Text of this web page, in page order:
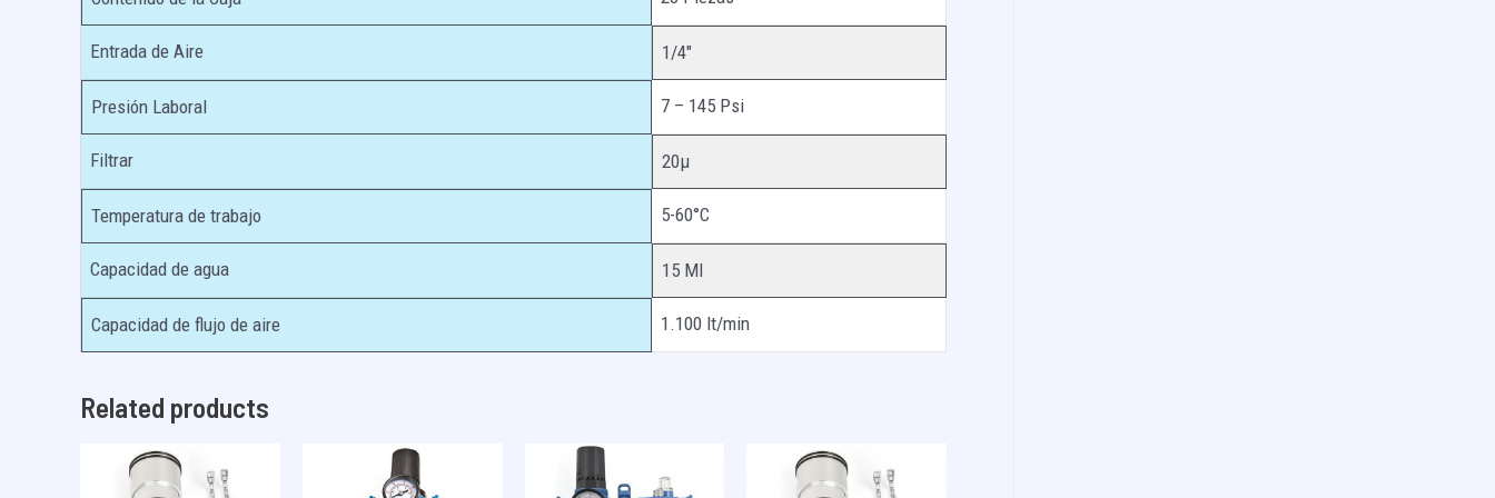
Entrada de Aire 1/4″
Presión Laboral 7 – 145 Psi
Filtrar 20µ
Temperatura de trabajo 5-60°C
Capacidad de agua 15 Ml
Capacidad de flujo de aire 1.100 lt/min
Related products